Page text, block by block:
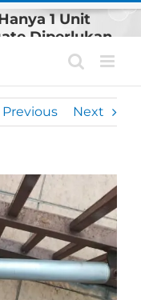
1 Unit
Diperlukan
Previous Next